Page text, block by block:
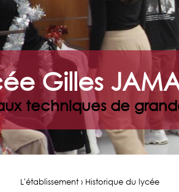
Gilles
techniques de
L'établissement › Historique du lycée